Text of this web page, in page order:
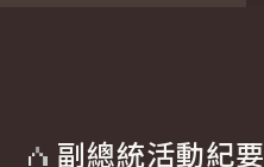
副總統活動紀要